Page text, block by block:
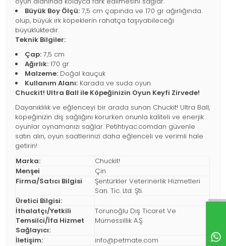
Büyük Boy Ölçü: 7,5 cm çapında ve 170 gr ağırlığında
olup, büyük ırk köpeklerin rahatça taşıyabileceği
büyüklüktedir.
Teknik Bilgiler:
Çap: 7,5 cm
Ağırlık: 170 gr
Malzeme: Doğal kauçuk
Kullanım Alanı: Karada ve suda oyun
Chuckit! Ultra Ball ile Köpeğinizin Oyun Keyfi Zirvede!
Dayanıklılık ve eğlenceyi bir arada sunan Chuckit! Ultra Ball,
köpeğinizin diş sağlığını korurken onunla kaliteli ve enerjik
oyunlar oynamanızı sağlar. Petihtiyac.comdan güvenle
satın alın, oyun saatlerinizi daha eğlenceli ve verimli hale
getirin!
Marka:
Chuckit!
Menşei
Çin
Firma/Satıcı Bilgisi
Şentürkler Veterinerlik Hizmetleri
San. Tic. Ltd. Şti.
Üretici Bilgisi:
İthalatçı/Yetkili
Temsilci/İfa Hizmet
Sağlayıcı:
Torunoğlu Dış Ticaret Ve
Mümessillik A.Ş.
İletişim: info@petmate.com